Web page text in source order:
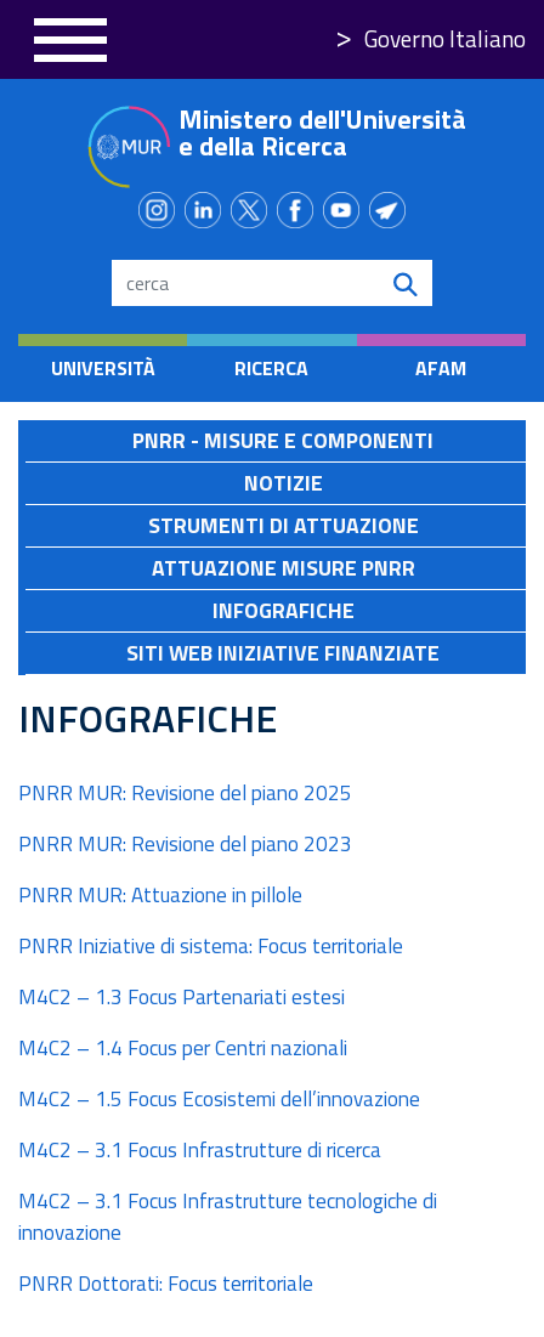
principale
Governo Italiano
Ministero dell'Università
e della Ricerca
Search
UNIVERSITÀ RICERCA AFAM
PNRR - MISURE E COMPONENTI
NOTIZIE
STRUMENTI DI ATTUAZIONE
ATTUAZIONE MISURE PNRR
INFOGRAFICHE
SITI WEB INIZIATIVE FINANZIATE
INFOGRAFICHE
PNRR MUR: Revisione del piano 2025
PNRR MUR: Revisione del piano 2023
PNRR MUR: Attuazione in pillole
PNRR Iniziative di sistema: Focus territoriale
M4C2 – 1.3 Focus Partenariati estesi
M4C2 – 1.4 Focus per Centri nazionali
M4C2 – 1.5 Focus Ecosistemi dell’innovazione
M4C2 – 3.1 Focus Infrastrutture di ricerca
M4C2 – 3.1 Focus Infrastrutture tecnologiche di
innovazione
PNRR Dottorati: Focus territoriale